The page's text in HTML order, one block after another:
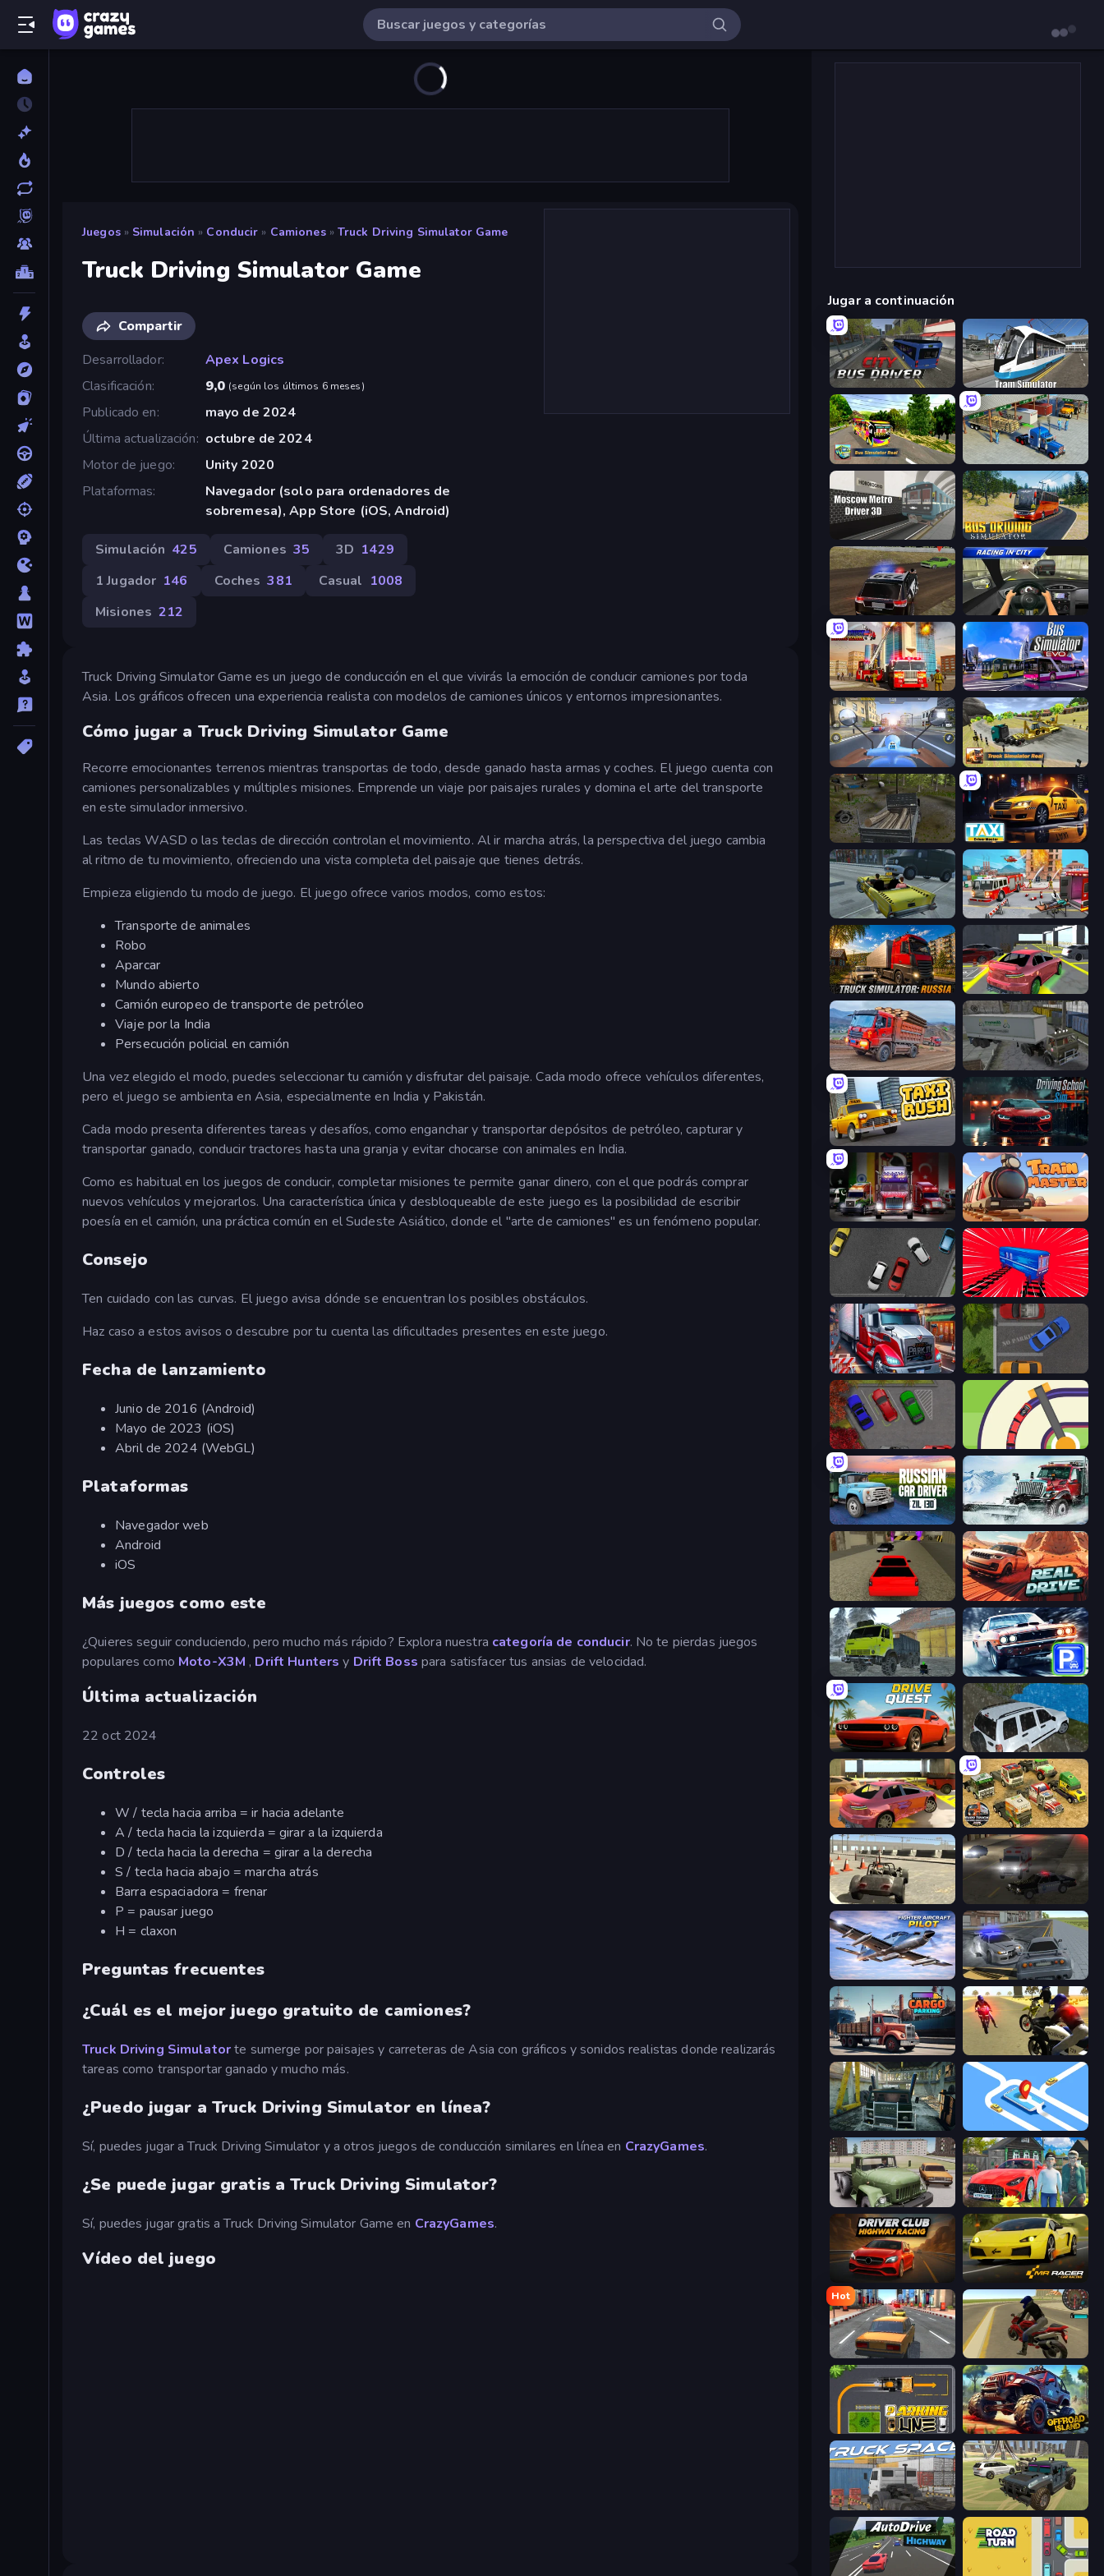
Juegos » Simulación » Conducir » Camiones » Truck Driving Simulator Game
Truck Driving Simulator Game
Compartir
Desarrollador
Apex Logics
Clasificación
9,0 (según los últimos 6 meses)
Publicado en
mayo de 2024
Última actualización
octubre de 2024
Motor de juego
Unity 2020
Plataformas
Navegador (solo para ordenadores de
sobremesa), App Store (iOS, Android)
Simulación 425 Camiones 35 3D 1429
1 Jugador 146 Coches 381 Casual 1008
Misiones 212
Truck Driving Simulator Game es un juego de conducción en el que vivirás la emoción de conducir camiones por toda
Asia. Los gráficos ofrecen una experiencia realista con modelos de camiones únicos y entornos impresionantes.
Cómo jugar a Truck Driving Simulator Game
Recorre emocionantes terrenos mientras transportas de todo, desde ganado hasta armas y coches. El juego cuenta con
camiones personalizables y múltiples misiones. Emprende un viaje por paisajes rurales y domina el arte del transporte
en este simulador inmersivo.
Las teclas WASD o las teclas de dirección controlan el movimiento. Al ir marcha atrás, la perspectiva del juego cambia
al ritmo de tu movimiento, ofreciendo una vista completa del paisaje que tienes detrás.
Empieza eligiendo tu modo de juego. El juego ofrece varios modos, como estos:
Transporte de animales
Robo
Aparcar
Mundo abierto
Camión europeo de transporte de petróleo
Viaje por la India
Persecución policial en camión
Una vez elegido el modo, puedes seleccionar tu camión y disfrutar del paisaje. Cada modo ofrece vehículos diferentes,
pero el juego se ambienta en Asia, especialmente en India y Pakistán.
Cada modo presenta diferentes tareas y desafíos, como enganchar y transportar depósitos de petróleo, capturar y
transportar ganado, conducir tractores hasta una granja y evitar chocarse con animales en India.
Como es habitual en los juegos de conducir, completar misiones te permite ganar dinero, con el que podrás comprar
nuevos vehículos y mejorarlos. Una característica única y desbloqueable de este juego es la posibilidad de escribir
poesía en el camión, una práctica común en el Sudeste Asiático, donde el "arte de camiones" es un fenómeno popular.
Consejo
Ten cuidado con las curvas. El juego avisa dónde se encuentran los posibles obstáculos.
Haz caso a estos avisos o descubre por tu cuenta las dificultades presentes en este juego.
Fecha de lanzamiento
Junio de 2016 (Android)
Mayo de 2023 (iOS)
Abril de 2024 (WebGL)
Plataformas
Navegador web
Android
iOS
Más juegos como este
¿Quieres seguir conduciendo, pero mucho más rápido? Explora nuestra categoría de conducir. No te pierdas juegos
populares como Moto-X3M , Drift Hunters y Drift Boss para satisfacer tus ansias de velocidad.
Última actualización
22 oct 2024
Controles
W / tecla hacia arriba = ir hacia adelante
A / tecla hacia la izquierda = girar a la izquierda
D / tecla hacia la derecha = girar a la derecha
S / tecla hacia abajo = marcha atrás
Barra espaciadora = frenar
P = pausar juego
H = claxon
Preguntas frecuentes
¿Cuál es el mejor juego gratuito de camiones?
Truck Driving Simulatorte sumerge por paisajes y carreteras de Asia con gráficos y sonidos realistas donde realizarás
tareas como transportar ganado y mucho más.
¿Puedo jugar a Truck Driving Simulator en línea?
Sí, puedes jugar a Truck Driving Simulator y a otros juegos de conducción similares en línea en CrazyGames.
¿Se puede jugar gratis a Truck Driving Simulator?
Sí, puedes jugar gratis a Truck Driving Simulator Game en CrazyGames.
Vídeo del juego
Jugar a continuación
City Bus Driver Tram Simulator
Bus Simulator Real Offroad Cargo Transport Truck
Bus Driving Simulator
POLICE Chase Simulator Racing in City
Fire Truck Driving School Bus Simulator: EVO
Moto Racing Club Truck Simulator Real
Russian Delivery Club Baikal Taxi Driver: Master
Freak Taxi Simulator Fireman 2024
Truck Simulator: Russia Garage Parking
Cargo Truck Driver Simulator Russian Kamaz Truck Driver
Taxi Rush Driving School Simulator
Big Euro Truck Driving Train Master
Time to Park Train Drift
Just Park It 12 Parking Space
OK Parking Crazy Train Snake
Russian Car Driver ZIL 130 Snow Plow Truck
Speed Brazil Real Drive 3D Parking Games
Taiga Car Driver Real Car Parking
Drive Quest Offroad Prado Mountain Hill Climbing
Euro Truck Driving Simulator 2025
Free Rally
Fighter Aircraft Pilot RCC City Racing
Cargo Truck Parking 3D Moto Simulator 2
Kamaz Truck Driver Drive Taxi
Truck Driver Easy Road Speedboy: History with Grandfather
Driver Club: Highway Racing Mr. Racer - Car Racing
Hot
City Car Racer Moto Rider 3D
Parking Line Offroad Island
Truck Space 4x4 Offroader